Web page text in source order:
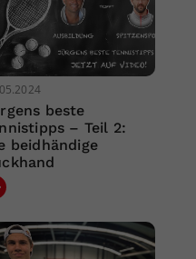
beste
– Teil 2:
beidhändige